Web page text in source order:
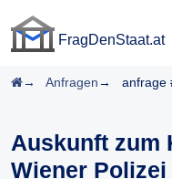
FragDenStaat.at
Startseite
Anfragen anfrage
Auskunft zum
Wiener